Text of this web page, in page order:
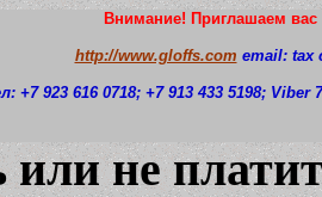
Внимание! Приглашаем
http://www.gloffs.com email: tax
+7 923 616 0718; +7 913 433 5198; Viber
или не